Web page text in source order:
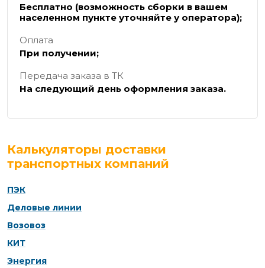
Бесплатно (возможность сборки в вашем
населенном пункте уточняйте у оператора);
Оплата
При получении;
Передача заказа в ТК
На следующий день оформления заказа.
Калькуляторы доставки
транспортных компаний
ПЭК
Деловые линии
Возовоз
КИТ
Энергия